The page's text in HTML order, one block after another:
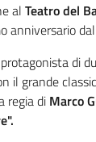
al Teatro del
anniversario
di
il grande
regia di Marco